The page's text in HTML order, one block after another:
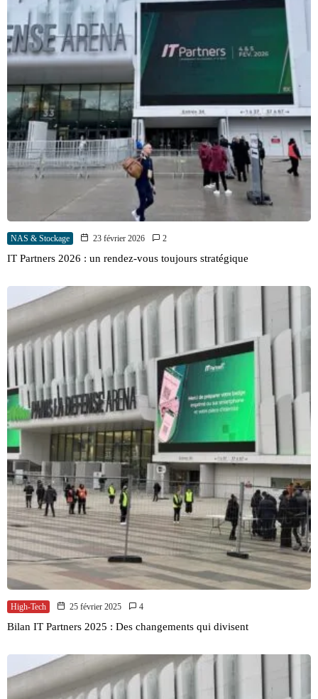
NAS & Stockage 23 février 2026 2
IT Partners 2026 : un rendez-vous toujours stratégique
High-Tech 25 février 2025 4
Bilan IT Partners 2025 : Des changements qui divisent